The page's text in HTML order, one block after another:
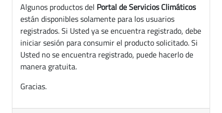
Algunos productos del Portal de Servicios Climáticos
están disponibles solamente para los usuarios
registrados. Si Usted ya se encuentra registrado, debe
iniciar sesión para consumir el producto solicitado. Si
Usted no se encuentra registrado, puede hacerlo de
manera gratuita.
Gracias.